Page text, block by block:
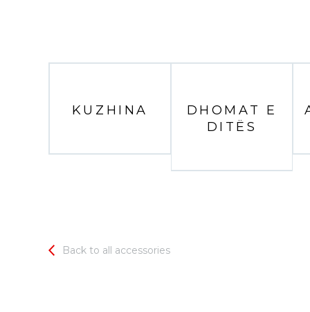
KUZHINA
DHOMAT E
DITËS
Back to all accessories